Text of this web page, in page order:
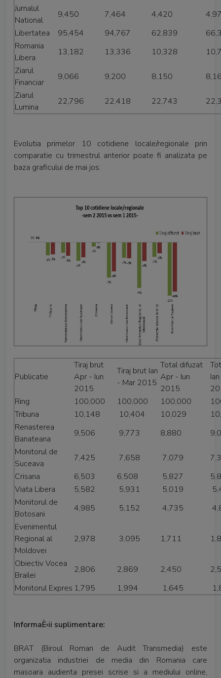
Jurnalul
National
9,450 7,464 4,420
Libertatea
95,454 94,767 62,839
Romania
Libera
13,182 13,336 10,328
Ziarul
Financiar
9,066 9,200 8,150
Ziarul
Lumina
22,796 22,418 22,743
Evolutia primelor 10 cotidiene locale/regionale prin
comparatie cu trimestrul anterior poate fi analizata pe
baza graficului de mai jos:
Publicatie
Tiraj brut
Apr - Iun
2015
Tiraj brut Ian
- Mar 2015
Total difuzat
Apr - Iun
2015
Ring
100,000 100,000 100,000
Tribuna
10,148 10,404 10,029
Renasterea
Banateana
9,506 9,773 8,880
Monitorul de
Suceava
7,425 7,658 7,079
Crisana
6,503 6,508 5,827
Viata Libera
5,582 5,931 5,019
Monitorul de
Botosani
4,985 5,152 4,735
Evenimentul
Regional al
Moldovei
2,978 3,095 1,711
Obiectiv Vocea
Brailei
2,806 2,869 2,450
Monitorul Expres 1,795 1,994 1,645
InformaÈ›ii suplimentare:
BRAT (Biroul Roman de Audit Transmedia) este
organizatia industriei de media din Romania care
masoara audienta presei scrise si a mediului online,